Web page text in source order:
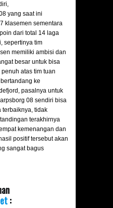
yang saat ini
klasemen sementara
dari total 14 laga
sepertinya tim
memiliki ambisi dan
besar untuk bisa
atas tim tuan
ke
pasalnya untuk
08 sendiri bisa
terbaiknya, tidak
terakhirnya
kemenangan dan
positif tersebut akan
sangat bagus
: